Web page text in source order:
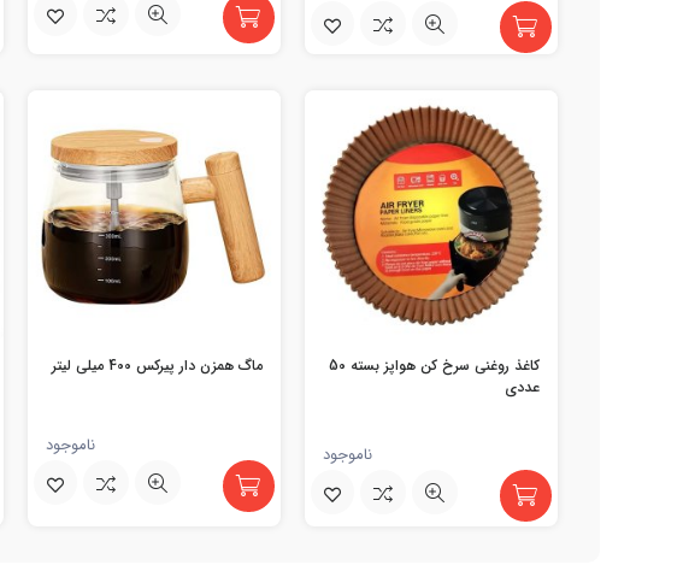
کاغذ روغنی سرخ کن هواپز بسته 50
عددی
ناموجود
ماگ همزن دار پیرکس 400 میلی لیتر
ناموجود